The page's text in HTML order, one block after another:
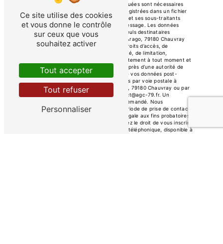
** Les données personnelles communiquées sont nécessaires
aux fins de vous contacter et sont enregistrées dans un fichier
informatisé. Elles sont destinées à AGC et ses sous-traitants
dans le seul but de répondre à votre message. Les données
collectées seront communiquées aux seuls destinataires
suivants: AGC 194 Boulevard François Arago, 79180 Chauvray
contact@agc-79.fr. Vous disposez de droits d’accès, de
rectification, d’effacement, de portabilité, de limitation,
d’opposition, de retrait de votre consentement à tout moment et
du droit d’introduire une réclamation auprès d’une autorité de
contrôle, ainsi que d’organiser le sort de vos données post-
mortem. Vous pouvez exercer ces droits par voie postale à
l'adresse 194 Boulevard François Arago, 79180 Chauvray ou par
courrier électronique à l'adresse contact@agc-79.fr. Un
justificatif d'identité pourra vous être demandé. Nous
conservons vos données pendant la période de prise de contact
puis pendant la durée de prescription légale aux fins probatoires
et de gestion des contentieux. Vous avez le droit de vous inscrire
sur la liste d'opposition au démarchage téléphonique, disponible à
Ce site utilise des cookies
et vous donne le contrôle
sur ceux que vous
souhaitez activer
Tout accepter
Tout refuser
Personnaliser